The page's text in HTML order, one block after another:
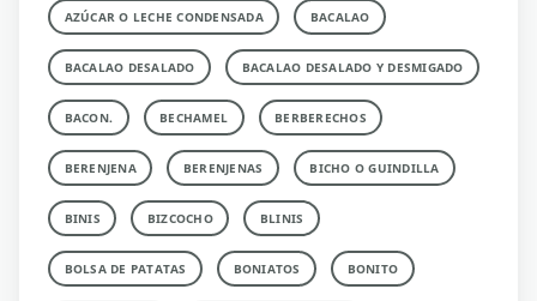
AZÚCAR O LECHE CONDENSADA BACALAO
BACALAO DESALADO BACALAO DESALADO Y DESMIGADO
BACON. BECHAMEL BERBERECHOS
BERENJENA BERENJENAS BICHO O GUINDILLA
BINIS BIZCOCHO BLINIS
BOLSA DE PATATAS BONIATOS BONITO